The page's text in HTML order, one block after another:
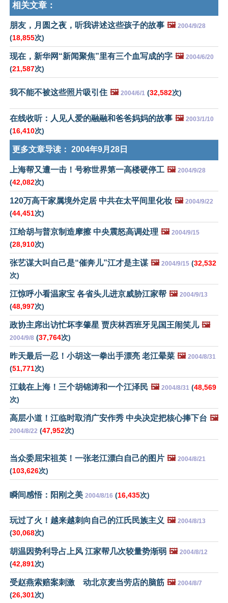
相关文章：
朋友，月圆之夜，听我讲述这些孩子的故事 🖼️ 2004/9/28
(18,855次)
现在，新华网“新闻聚焦”里有三个血写成的字 🖼️ 2004/6/20
(21,587次)
我不能不被这些照片吸引住 🖼️ 2004/6/1 (32,582次)
在线收听：人见人爱的融融和爸爸妈妈的故事 🖼️ 2003/1/10
(16,410次)
更多文章导读： 2004年9月28日
上海帮又遭一击！号称世界第一高楼硬停工 🖼️ 2004/9/28
(42,082次)
120万高干家属境外定居 中共在太平间里化妆 🖼️ 2004/9/22
(44,451次)
江给胡与普京制造摩擦 中央震怒高调处理 🖼️ 2004/9/15
(28,910次)
张艺谋大叫自己是“催奔儿”江才是主谋 🖼️ 2004/9/15 (32,532
次)
江惊呼小看温家宝 各省头儿进京威胁江家帮 🖼️ 2004/9/13
(48,997次)
政协主席出访忙坏李肇星 贾庆林西班牙见国王闹笑儿 🖼️
2004/9/8 (37,764次)
昨天最后一忍！小胡这一拳出手漂亮 老江晕菜 🖼️ 2004/8/31
(51,771次)
江栽在上海！三个胡锦涛和一个江泽民 🖼️ 2004/8/31 (48,569
次)
高层小道！江临时取消广安作秀 中央决定把核心捧下台 🖼️
2004/8/22 (47,952次)
当众委屈宋祖英！一张老江漂白自己的图片 🖼️ 2004/8/21
(103,626次)
瞬间感悟：阳刚之美 2004/8/16 (16,435次)
玩过了火！越来越刺向自己的江氏民族主义 🖼️ 2004/8/13
(30,068次)
胡温因势利导占上风 江家帮几次较量势渐弱 🖼️ 2004/8/12
(42,891次)
受赵燕索赔案刺激 动北京麦当劳店的脑筋 🖼️ 2004/8/7
(26,301次)